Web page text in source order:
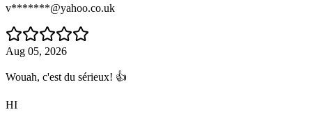
v*******@yahoo.co.uk
Aug 05, 2026
Wouah, c'est du sérieux! 👍
HI